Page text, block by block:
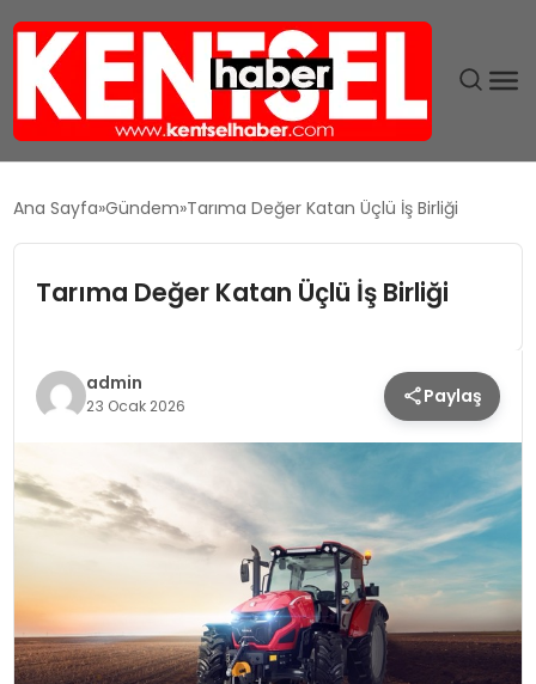
EĞITIM
MAGAZIN
KÜLTÜR & SANAT
SPOR
Ana Sayfa Gündem Tarıma Değer Katan Üçlü İş Birliği
Tarıma Değer Katan Üçlü İş Birliği
admin
23 Ocak 2026 Paylaş